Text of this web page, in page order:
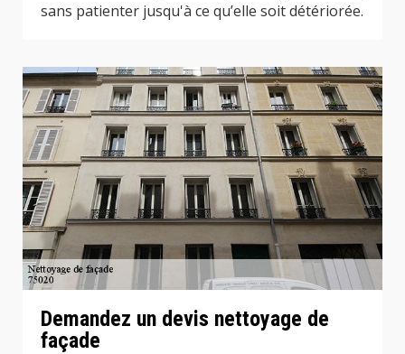
sans patienter jusqu'à ce qu’elle soit détériorée.
Demandez un devis nettoyage de
façade